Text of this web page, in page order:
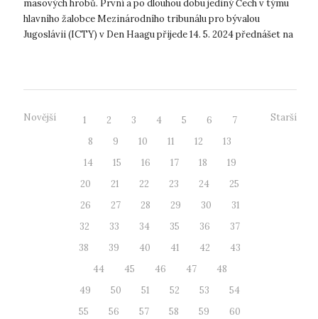
masových hrobů. První a po dlouhou dobu jediný Čech v týmu
hlavního žalobce Mezinárodního tribunálu pro bývalou
Jugoslávii (ICTY) v Den Haagu přijede 14. 5. 2024 přednášet na
Novější 1 2 3 4 5 6
7
8
9 10 11 12
13
14
15 16 17 18
19
20
21 22 23 24
25
26
27 28 29 30
31
32
33 34 35 36
37
38
39 40 41 42
43
44
45 46 47
48
49
50 51 52 53
54
55
56 57 58 59
60
Starší